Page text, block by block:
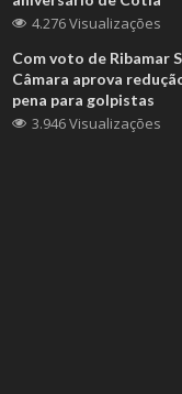
4.276 Visualizações
Com voto de Ribamar
Câmara aprova
pena para golpistas
3.946 Visualizações